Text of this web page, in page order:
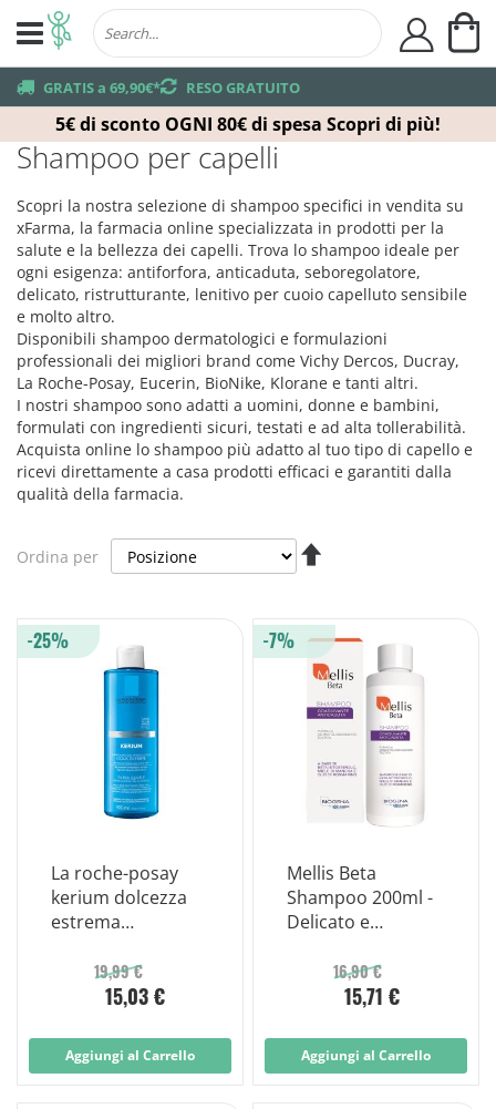
5€ di sconto OGNI 80€ di spesa Scopri di più!
truck GRATIS a 69,90€*returns RESO GRATUITO
user
Shampoo per capelli
Scopri la nostra selezione di shampoo specifici in vendita su
xFarma, la farmacia online specializzata in prodotti per la
salute e la bellezza dei capelli. Trova lo shampoo ideale per
ogni esigenza: antiforfora, anticaduta, seboregolatore,
delicato, ristrutturante, lenitivo per cuoio capelluto sensibile
e molto altro.
Disponibili shampoo dermatologici e formulazioni
professionali dei migliori brand come Vichy Dercos, Ducray,
La Roche-Posay, Eucerin, BioNike, Klorane e tanti altri.
I nostri shampoo sono adatti a uomini, donne e bambini,
formulati con ingredienti sicuri, testati e ad alta tollerabilità.
Acquista online lo shampoo più adatto al tuo tipo di capello e
ricevi direttamente a casa prodotti efficaci e garantiti dalla
qualità della farmacia.
Ordina per
La roche-posay
kerium dolcezza
estrema
fisiologico 400ml
19,99 €
15,03 €
-25%
Aggiungi al Carrello
Mellis Beta
Shampoo 200ml -
Delicato e
Capelli16,90 €
15,71 €
-7%
Aggiungi al Carrello